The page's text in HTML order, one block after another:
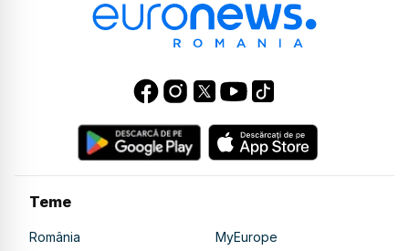
Teme
România
MyEurope